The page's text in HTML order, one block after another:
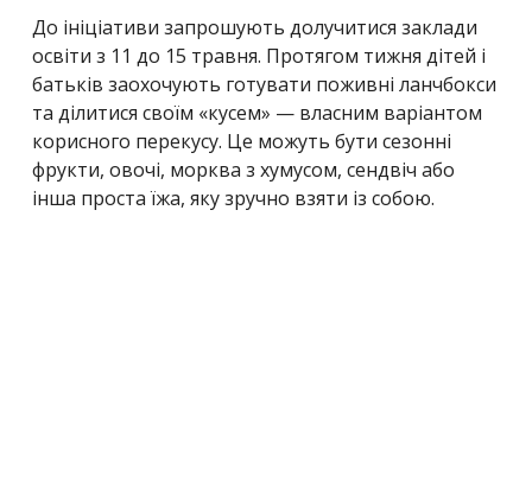
До ініціативи запрошують долучитися заклади
освіти з 11 до 15 травня. Протягом тижня дітей і
батьків заохочують готувати поживні ланчбокси
та ділитися своїм «кусем» — власним варіантом
корисного перекусу. Це можуть бути сезонні
фрукти, овочі, морква з хумусом, сендвіч або
інша проста їжа, яку зручно взяти із собою.